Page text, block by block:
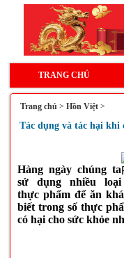
TRANG CHỦ
Trang chủ > Hồn Việt>
Tác dụng và tác hại khi
Hàng ngày chúng ta
sử dụng nhiều loại
thực phẩm để ăn
biết trong số thực
có hại cho sức khỏe